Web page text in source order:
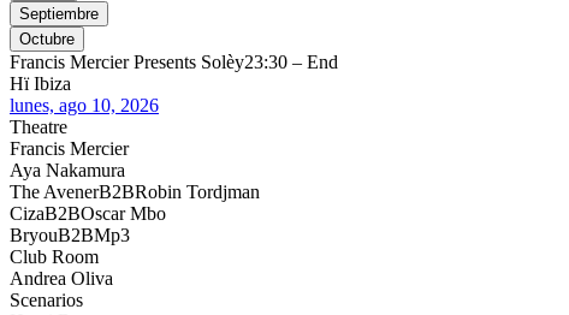
Septiembre
Octubre
Francis Mercier Presents Solèy23:30 – End
Hï Ibiza
lunes, ago 10, 2026
Theatre
Francis Mercier
Aya Nakamura
The AvenerB2BRobin Tordjman
CizaB2BOscar Mbo
BryouB2BMp3
Club Room
Andrea Oliva
Scenarios